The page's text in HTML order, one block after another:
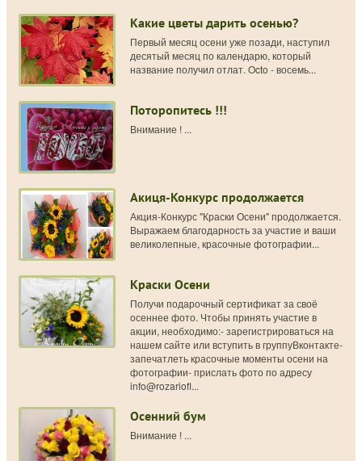
Какие цветы дарить осенью?
Первый месяц осени уже позади, наступил
десятый месяц по календарю, который
название получил отлат. Octo - восемь...
Поторопитесь !!!
Внимание ! ...
Акиця-Конкурс продолжается
Акция-Конкурс "Краски Осени" продолжается.
Выражаем благодарность за участие и ваши
великолепные, красочные фотографии...
Краски Осени
Получи подарочный сертификат за своё
осеннее фото. Чтобы принять участие в
акции, необходимо:- зарегистрироваться на
нашем сайте или вступить в группуВконтакте-
запечатлеть красочные моменты осени на
фотографии- прислать фото по адресу
info@rozariofl...
Осенний бум
Внимание ! ...